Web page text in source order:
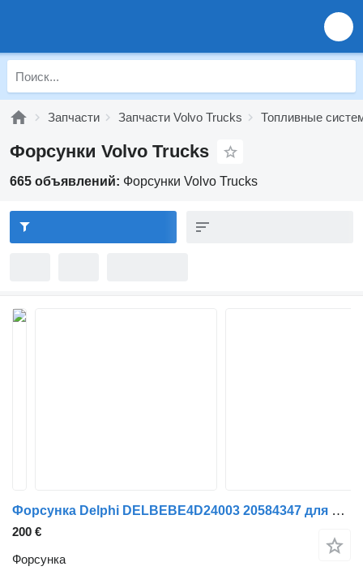
Запчасти Запчасти Volvo Trucks Топливные
Форсунки Volvo Trucks
665 объявлений: Форсунки Volvo Trucks
Форсунка Delphi DELBEBE4D24003 20584347 для тягача Volvo FH, FM
200 €
Форсунка